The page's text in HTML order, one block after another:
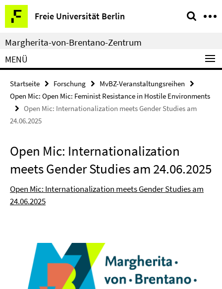
Springe
direkt
zu
Inhalt
Freie Universität Berlin
Service-
Navigation
Margherita-von-Brentano-Zentrum
MENÜ
Startseite Forschung
MvBZ-Veranstaltungsreihen
Open Mic: Open Mic: Feminist Resistance in Hostile Environments
Open Mic: Internationalization meets Gender Studies am
24.06.2025
Open Mic: Internationalization
meets Gender Studies am 24.06.2025
Open Mic: Internationalization meets Gender Studies am
24.06.2025